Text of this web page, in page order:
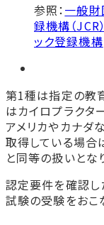
参照：一般財
録機構（JCR
ック登録機構
第1種は指定の教
はカイロプラクタ
アメリカやカナダ
取得している場合
と同等の扱いとな
認定要件を確認し
試験の受験をおこ